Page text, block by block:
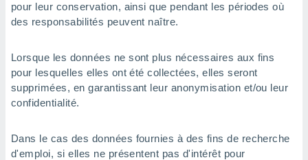
pour leur conservation, ainsi que pendant les périodes où
des responsabilités peuvent naître.
Lorsque les données ne sont plus nécessaires aux fins
pour lesquelles elles ont été collectées, elles seront
supprimées, en garantissant leur anonymisation et/ou leur
confidentialité.
Dans le cas des données fournies à des fins de recherche
d'emploi, si elles ne présentent pas d'intérêt pour